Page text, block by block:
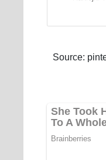
Source: